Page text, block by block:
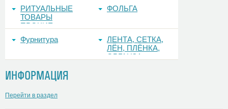
РИТУАЛЬНЫЕ
ТОВАРЫ
ПРОЧИЕ
ФОЛЬГА
Фурнитура
ЛЕНТА, СЕТКА,
ЛЁН, ПЛЁНКА,
ОРГАНЗА
ИНФОРМАЦИЯ
Перейти в раздел